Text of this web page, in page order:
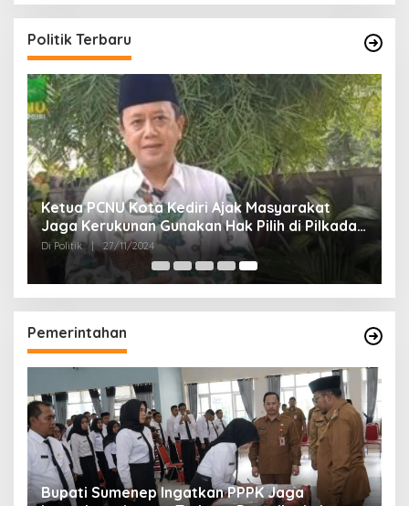
Politik Terbaru
Ketua PCNU Kota Kediri Ajak Masyarakat
Jaga Kerukunan Gunakan Hak Pilih di Pilkada
2024
Di Politik | 27/11/2024
Pemerintahan
Bupati Sumenep Ingatkan PPPK Jaga